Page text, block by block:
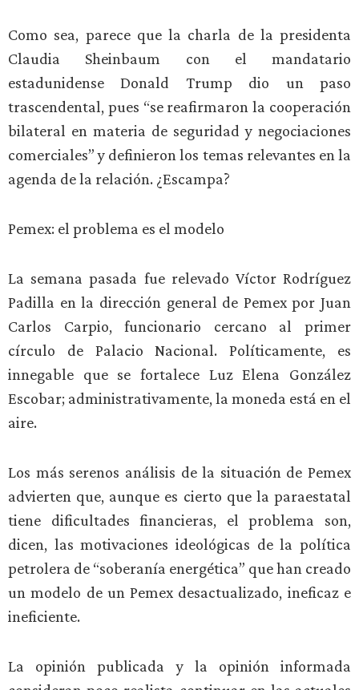
Como sea, parece que la charla de la presidenta
Claudia Sheinbaum con el mandatario
estadunidense Donald Trump dio un paso
trascendental, pues “se reafirmaron la cooperación
bilateral en materia de seguridad y negociaciones
comerciales” y definieron los temas relevantes en la
agenda de la relación. ¿Escampa?
Pemex: el problema es el modelo
La semana pasada fue relevado Víctor Rodríguez
Padilla en la dirección general de Pemex por Juan
Carlos Carpio, funcionario cercano al primer
círculo de Palacio Nacional. Políticamente, es
innegable que se fortalece Luz Elena González
Escobar; administrativamente, la moneda está en el
aire.
Los más serenos análisis de la situación de Pemex
advierten que, aunque es cierto que la paraestatal
tiene dificultades financieras, el problema son,
dicen, las motivaciones ideológicas de la política
petrolera de “soberanía energética” que han creado
un modelo de un Pemex desactualizado, ineficaz e
ineficiente.
La opinión publicada y la opinión informada